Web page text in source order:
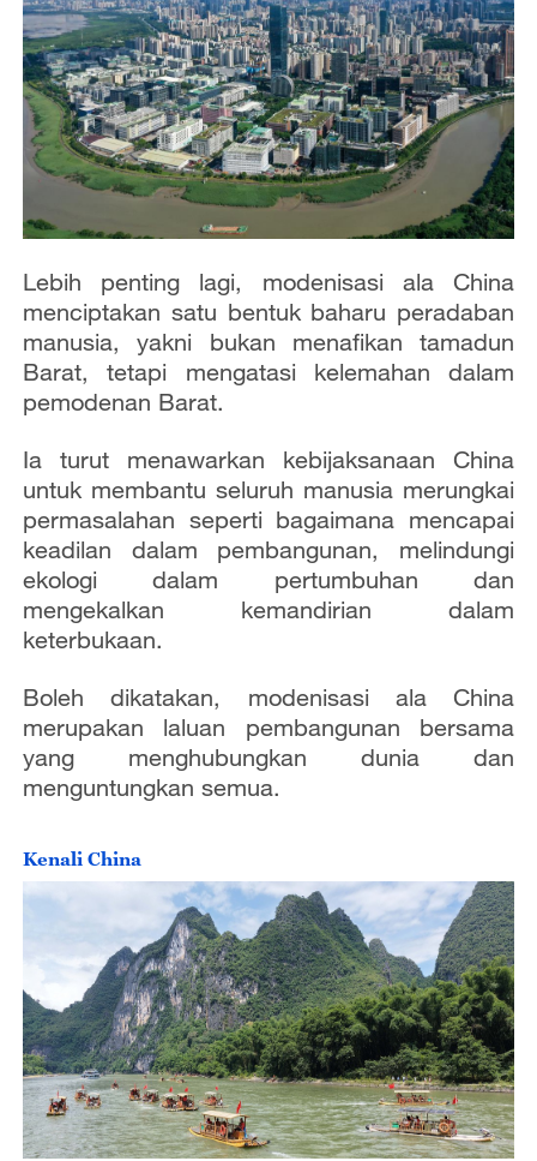
Lebih penting lagi, modenisasi ala China
menciptakan satu bentuk baharu peradaban
manusia, yakni bukan menafikan tamadun
Barat, tetapi mengatasi kelemahan dalam
pemodenan Barat.
Ia turut menawarkan kebijaksanaan China
untuk membantu seluruh manusia merungkai
permasalahan seperti bagaimana mencapai
keadilan dalam pembangunan, melindungi
ekologi dalam pertumbuhan dan
mengekalkan kemandirian dalam
keterbukaan.
Boleh dikatakan, modenisasi ala China
merupakan laluan pembangunan bersama
yang menghubungkan dunia dan
menguntungkan semua.
Kenali China